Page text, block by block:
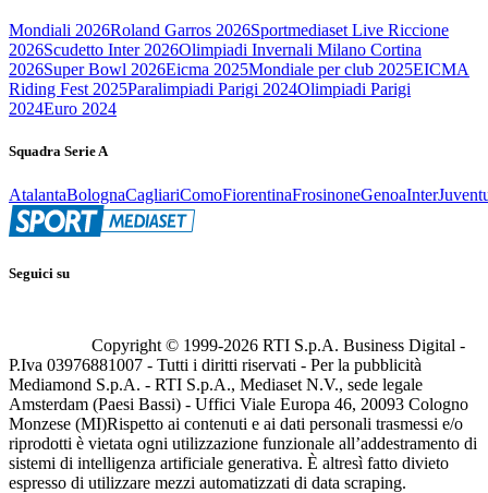
Mondiali 2026Roland Garros 2026Sportmediaset Live Riccione
2026Scudetto Inter 2026Olimpiadi Invernali Milano Cortina
2026Super Bowl 2026Eicma 2025Mondiale per club 2025EICMA
Riding Fest 2025Paralimpiadi Parigi 2024Olimpiadi Parigi
2024Euro 2024
Squadra Serie A
AtalantaBolognaCagliariComoFiorentinaFrosinoneGenoaInter
Seguici su
Copyright © 1999-2026 RTI S.p.A. Business Digital -
P.Iva 03976881007 - Tutti i diritti riservati - Per la pubblicità
Mediamond S.p.A. - RTI S.p.A., Mediaset N.V., sede legale
Amsterdam (Paesi Bassi) - Uffici Viale Europa 46, 20093 Cologno
Monzese (MI)Rispetto ai contenuti e ai dati personali trasmessi e/o
riprodotti è vietata ogni utilizzazione funzionale all’addestramento di
sistemi di intelligenza artificiale generativa. È altresì fatto divieto
espresso di utilizzare mezzi automatizzati di data scraping.